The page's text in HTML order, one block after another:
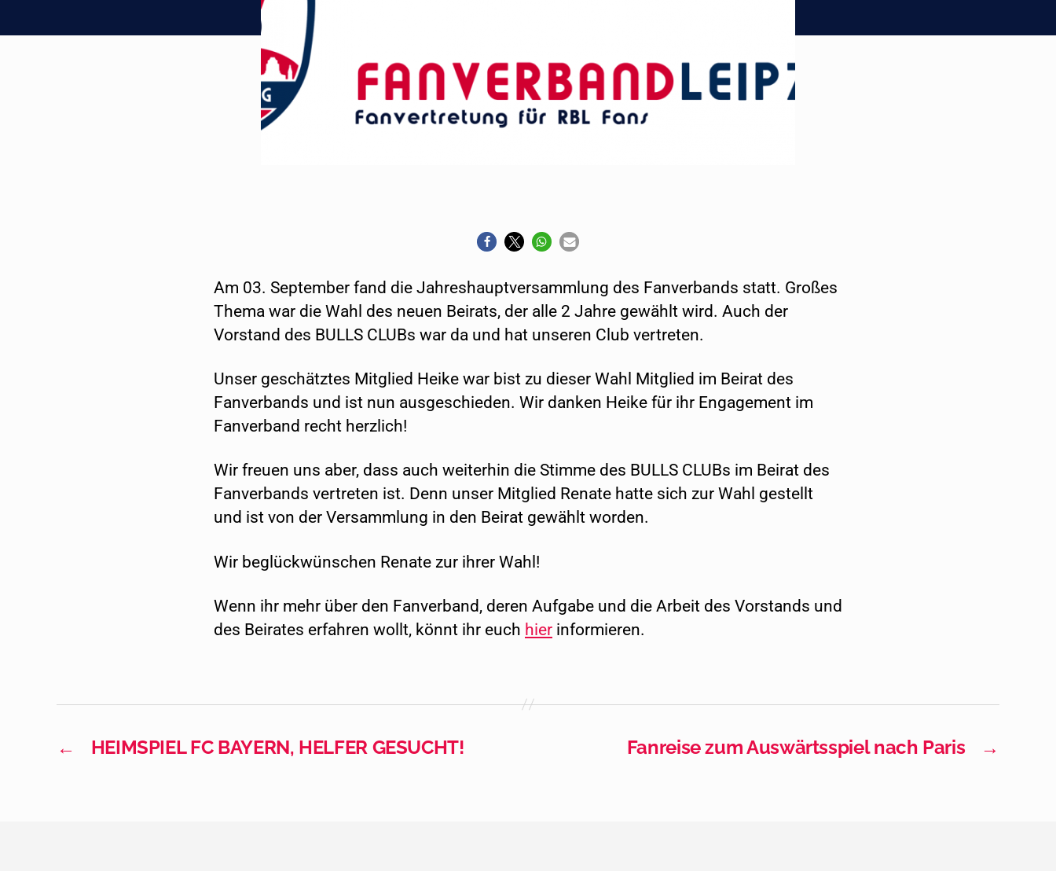
Am 03. September fand die Jahreshauptversammlung des Fanverbands statt. Großes
Thema war die Wahl des neuen Beirats, der alle 2 Jahre gewählt wird. Auch der
Vorstand des BULLS CLUBs war da und hat unseren Club vertreten.
Unser geschätztes Mitglied Heike war bist zu dieser Wahl Mitglied im Beirat des
Fanverbands und ist nun ausgeschieden. Wir danken Heike für ihr Engagement im
Fanverband recht herzlich!
Wir freuen uns aber, dass auch weiterhin die Stimme des BULLS CLUBs im Beirat des
Fanverbands vertreten ist. Denn unser Mitglied Renate hatte sich zur Wahl gestellt
und ist von der Versammlung in den Beirat gewählt worden.
Wir beglückwünschen Renate zur ihrer Wahl!
Wenn ihr mehr über den Fanverband, deren Aufgabe und die Arbeit des Vorstands und
des Beirates erfahren wollt, könnt ihr euch hier informieren.
← HEIMSPIEL FC BAYERN, HELFER GESUCHT! →
Fanreise zum Auswärtsspiel nach Paris